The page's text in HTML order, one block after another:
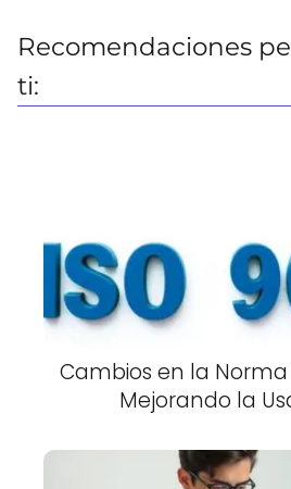
Recomendaciones
ti:
Cambios en la Norma
Mejorando la